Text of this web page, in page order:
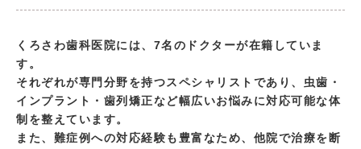
くろさわ歯科医院には、7名のドクターが在籍していま
す。
それぞれが専門分野を持つスペシャリストであり、虫歯・
インプラント・歯列矯正など幅広いお悩みに対応可能な体
制を整えています。
また、難症例への対応経験も豊富なため、他院で治療を断